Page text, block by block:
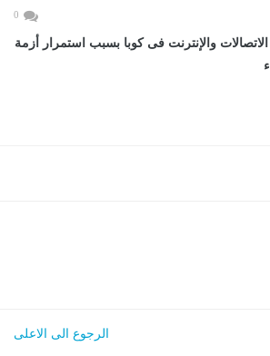
0
والإنترنت فى كوبا بسبب استمرار أزمة
الرجوع الى الاعلى